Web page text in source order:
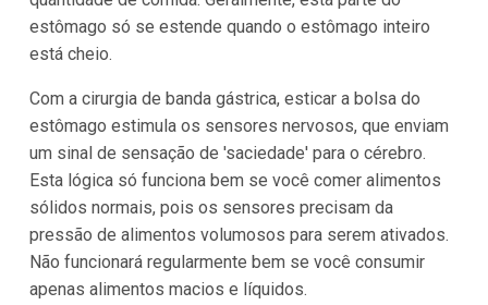
estômago só se estende quando o estômago inteiro
está cheio.
Com a cirurgia de banda gástrica, esticar a bolsa do
estômago estimula os sensores nervosos, que enviam
um sinal de sensação de 'saciedade' para o cérebro.
Esta lógica só funciona bem se você comer alimentos
sólidos normais, pois os sensores precisam da
pressão de alimentos volumosos para serem ativados.
Não funcionará regularmente bem se você consumir
apenas alimentos macios e líquidos.